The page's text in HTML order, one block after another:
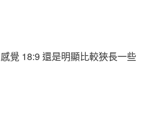
覺 18:9 還是明顯比較狹長一些